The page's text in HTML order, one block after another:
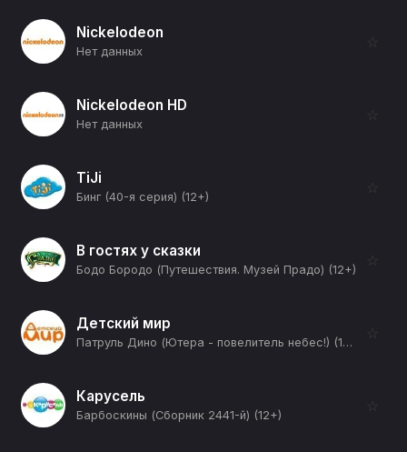
Nickelodeon
Нет данных
☆
Nickelodeon HD
Нет данных
☆
TiJi
Бинг (40-я серия) (12+)
☆
В гостях у сказки
Бодо Бородо (Путешествия. Музей Прадо) (12+)
☆
Детский мир
Патруль Дино (Ютера - повелитель небес!) (12+)
☆
Карусель
Барбоскины (Сборник 2441-й) (12+)
☆